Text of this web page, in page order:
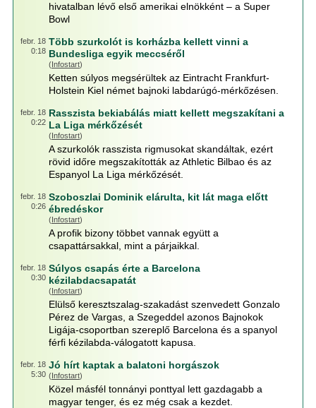
hivatalban lévő első amerikai elnökként – a Super
Bowl
febr. 18
0:18
Több szurkolót is korházba kellett vinni a
Bundesliga egyik meccséről
(Infostart)
Ketten súlyos megsérültek az Eintracht Frankfurt-
Holstein Kiel német bajnoki labdarúgó-mérkőzésen.
febr. 18
0:22
Rasszista bekiabálás miatt kellett megszakítani a
La Liga mérkőzését
(Infostart)
A szurkolók rasszista rigmusokat skandáltak, ezért
rövid időre megszakították az Athletic Bilbao és az
Espanyol La Liga mérkőzését.
febr. 18
0:26
Szoboszlai Dominik elárulta, kit lát maga előtt
ébredéskor
(Infostart)
A profik bizony többet vannak együtt a
csapattársakkal, mint a párjaikkal.
febr. 18
0:30
Súlyos csapás érte a Barcelona
kézilabdacsapatát
(Infostart)
Elülső keresztszalag-szakadást szenvedett Gonzalo
Pérez de Vargas, a Szegeddel azonos Bajnokok
Ligája-csoportban szereplő Barcelona és a spanyol
férfi kézilabda-válogatott kapusa.
febr. 18
5:30
Jó hírt kaptak a balatoni horgászok
(Infostart)
Közel másfél tonnányi ponttyal lett gazdagabb a
magyar tenger, és ez még csak a kezdet.